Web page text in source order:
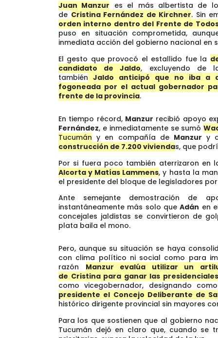
Juan Manzur es el más albertista de
de Cristina Fernández de Kirchner. Sin
orden interno dentro del Frente de
puso en situación comprometida,
inmediata acción del gobierno nacional en
El gesto que provocó el estallido fue la
candidato de Jaldo, excluyendo de
también Jaldo anticipó que no iba a
fogoneada por el actual gobernador
frente de la provincia.
En tiempo récord, Manzur recibió apoyo
Fernández, e inmediatamente se sumó
Tucumán y en compañía de Manzur y
construcción de 7.200 viviendas, que
Por si fuera poco también aterrizaron en
Alcorta y Matías Lammens, y hasta la
el presidente del bloque de legisladores
Ante semejante demostración de
instantáneamente más solo queAdán en
concejales jaldistas se convirtieron de
plata baila el mono.
Pero, aunque su situación se haya
con clima político ni social como para
razón Manzur evalúa utilizar un
de Cristina para ganar las presidenciales
como vicegobernador, designando
presidente el Concejo Deliberante de
histórico dirigente provincial sin mayores
Para los que sostienen que al gobierno
Tucumán dejó en claro que, cuando se